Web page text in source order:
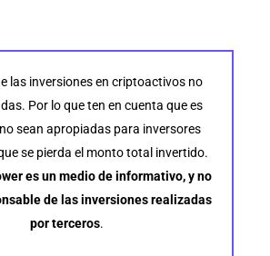
las inversiones en criptoactivos no
Por lo que ten en cuenta que es
sean apropiadas para inversores
se pierda el monto total invertido.
es un medio de informativo, y no
de las inversiones realizadas
por terceros.